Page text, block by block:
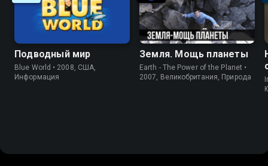
Подводный мир
Blue World • 2008, США,
Информация
Земля. Мощь планеты
Earth - The Power of the Planet •
2007, Великобритания, Природа